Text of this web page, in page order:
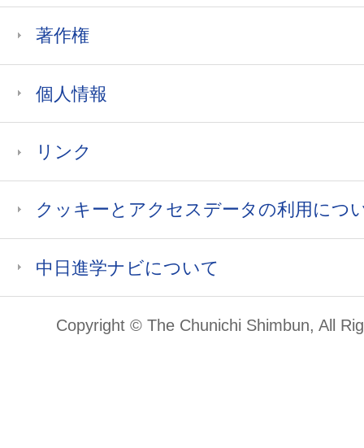
著作権
個人情報
リンク
クッキーとアクセスデータの利用につ
中日進学ナビについて
Copyright © The Chunichi Shimbun, All